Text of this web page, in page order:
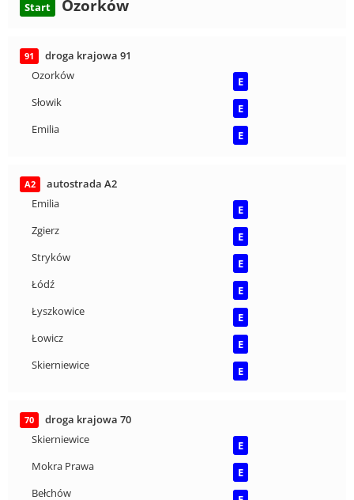
Start Ozorków
91
droga krajowa 91
Ozorków
E
Słowik
E
Emilia
E
A2
autostrada A2
Emilia
E
Zgierz
E
Stryków
E
Łódź
E
Łyszkowice
E
Łowicz
E
Skierniewice
E
70
droga krajowa 70
Skierniewice
E
Mokra Prawa
E
Bełchów